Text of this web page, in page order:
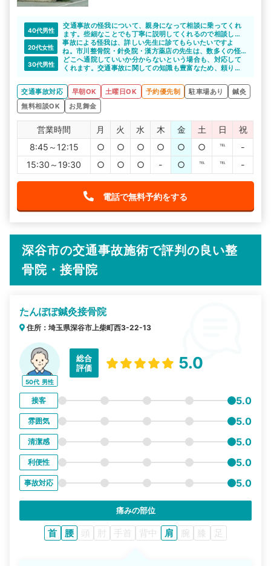
40代男性
交通事故の怪我について、親身になって相談に乗ってくれ
ます。些細なことでも丁寧に説明してくれるので相談しや
すいですし、安心して通院できると思います。また慣れな
い保険の手続きについてもアドバイスしてくれるので心強
いですね。
20代女性
事故による怪我は、詳しい先生に診てもらいたいですよ
ね。市川整骨院・針灸院・漢方薬店の先生は、数多くの怪
我の症状を診てきているので、安心して相談できると思い
ます。
「病院へ通院しながら施術を受けたい」という相談にも、
丁寧に対応してくれます。
30代男性
どこへ通院していいか分からないという場合も、対応して
くれます。交通事故に関しての知識も豊富なため、頼りに
交通事故対応
早朝OK 土曜日OK 予約優先制 駐車場あり
鍼灸
無料相談OK
お見舞金
営業時間 月 火 水 木 金 土 日
祝
8:45～12:15
○ ○ ○ ○ ○ ○ ℡
-
15:30～19:30
○ ○ ○ - ○ ℡ ℡ -
電話で無料予約をする
深谷市の交通事故施術で評判の良い整
骨院・接骨院
たんぽぽ鍼灸接骨院
住所：埼玉県深谷市上柴町西3-22-13
50代 男性
総合
評価
5.0
接客 5.0
雰囲気 5.0
清潔感 5.0
利便性 5.0
事故対応 5.0
痛みの部位
首 腰 頭 肘 手首 背中 肩 腕 膝 足